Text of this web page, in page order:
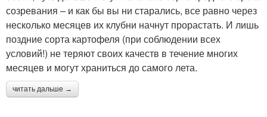
созревания – и как бы вы ни старались, все равно через
несколько месяцев их клубни начнут прорастать. И лишь
поздние сорта картофеля (при соблюдении всех
условий!) не теряют своих качеств в течение многих
месяцев и могут храниться до самого лета.
читать дальше →